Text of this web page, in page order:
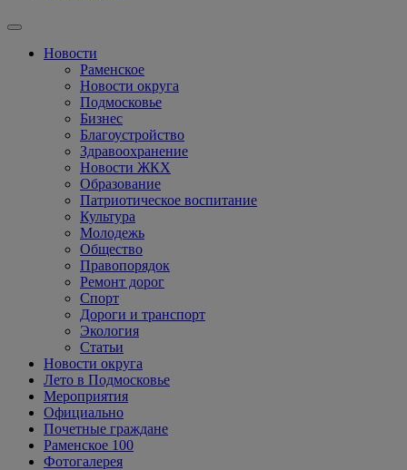
Новости
Раменское
Новости округа
Подмосковье
Бизнес
Благоустройство
Здравоохранение
Новости ЖКХ
Образование
Патриотическое воспитание
Культура
Молодежь
Общество
Правопорядок
Ремонт дорог
Спорт
Дороги и транспорт
Экология
Статьи
Новости округа
Лето в Подмосковье
Мероприятия
Официально
Почетные граждане
Раменское 100
Фотогалерея